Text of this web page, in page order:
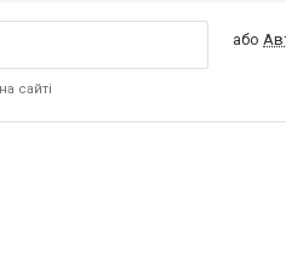
сайті
або